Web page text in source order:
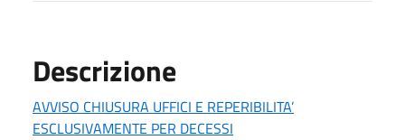
Descrizione
AVVISO CHIUSURA UFFICI E REPERIBILITA’
ESCLUSIVAMENTE PER DECESSI